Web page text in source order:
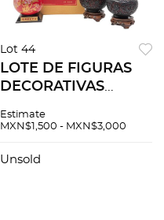
Lot 44
LOTE DE FIGURAS
DECORATIVAS
Elaborados en
policromada
Estimate
MXN$1,500 - MXN$3,000
Unsold